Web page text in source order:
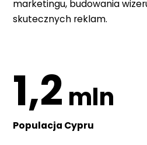
marketingu, budowania
skutecznych reklam.
1,2 mln
Populacja Cypru